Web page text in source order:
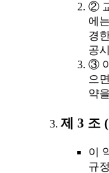
②
에
경
공
③
으
약
제 3 조
이
규